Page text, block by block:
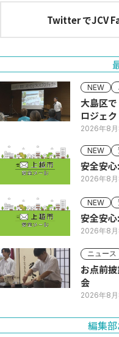
Twitter でJCV
NEW
大島区
ロジェ
2026年8
NEW
安全安
2026年8
NEW
安全安
2026年8
ニュース
お点前
会
2026年8
編集